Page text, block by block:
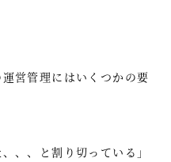
営管理にはいくつかの要
、、と割り切っている」